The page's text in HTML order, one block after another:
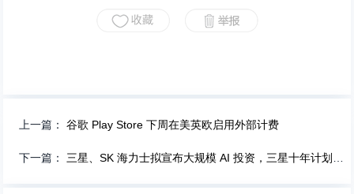
上一篇：谷歌 Play Store 下周在美英欧启用外部计费
下一篇： 三星、SK 海力士拟宣布大规模 AI 投资，三星十年计划达 6480 亿美元